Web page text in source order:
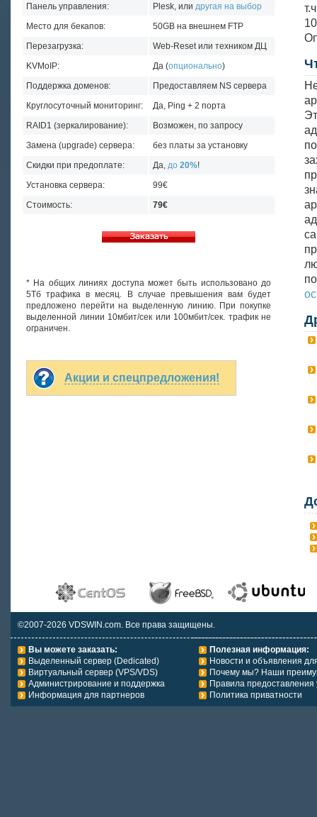
Панель управления:
Plesk, или другая на выбор
Место для бекапов:
50GB на внешнем FTP
Перезагрузка:
Web-Reset или техником ДЦ
KVMoIP:
Да (опционально)
Поддержка доменов:
Предоставляем NS сервера
Круглосуточный мониторинг:
Да, Ping + 2 порта
RAID1 (зеркалирование):
Возможен, по запросу
Замена (upgrade) сервера:
без платы за установку
Скидки при предоплате:
Да, до 20%!
Установка сервера:
99€
Стоимость:
79€
* На общих линиях доступа может быть использовано до
5Тб трафика в месяц. В случае превышения вам будет
предложено перейти на выделенную линию. При покупке
выделенной линии 10мбит/сек или 100мбит/сек. трафик не
ограничен.
Акции и спецпредложения!
©2007-2026 VDSWIN.com. Все права защищены.
Вы можете заказать:
Выделенный сервер (Dedicated)
Виртуальный сервер (VPS/VDS)
Администрирование и поддержка
Информация для партнеров
Полезная информация:
Новости и объявления
Почему мы? Наши
Правила предоставления
Политика приватности